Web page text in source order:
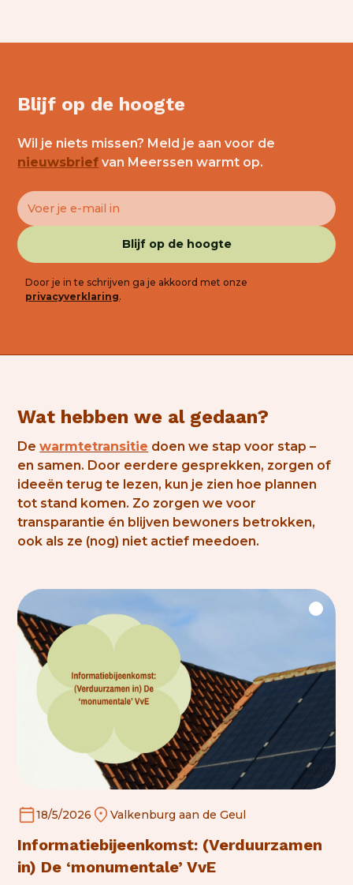
Blijf op de hoogte
Wil je niets missen? Meld je aan voor de
nieuwsbrief van Meerssen warmt op.
Door je in te schrijven ga je akkoord met onze
privacyverklaring.
Wat hebben we al gedaan?
Dewarmtetransitie doen we stap voor stap –
en samen. Door eerdere gesprekken, zorgen of
ideeën terug te lezen, kun je zien hoe plannen
tot stand komen. Zo zorgen we voor
transparantie én blijven bewoners betrokken,
ook als ze (nog) niet actief meedoen.
18/5/2026 Valkenburg aan de Geul
Informatiebijeenkomst: (Verduurzamen
in) De ‘monumentale’ VvE